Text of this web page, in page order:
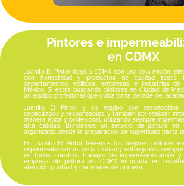
Pintores e
en CDMX
Juanito El Pintor llegó a CDMX con una sola misión:
con honestidad y productos de calidad todas
departamentos, edificios, empresas e industrias
México. Si estás buscando pintores en Ciudad de
un equipo profesional que cuida cada detalle del
Juanito El Pintor y su equipo son reconocidos
capacitados y responsables, y también por realizar
manera ética y profesional, utilizando siempre
alta calidad. Brindamos un servicio de pintura en
organizado, desde la preparación de superficies hasta
En Juanito El Pintor tenemos los mejores pintores
impermeabilizantes de la ciudad y entregamos
en todos nuestros trabajos de impermeabilización y
empresa de pintura en CDMX enfocada en
atención puntual y materiales de primera.